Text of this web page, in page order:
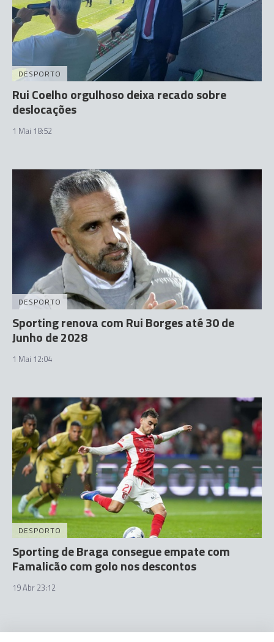
DESPORTO
Rui Coelho orgulhoso deixa recado sobre
deslocações
1 Mai 18:52
DESPORTO
Sporting renova com Rui Borges até 30 de
Junho de 2028
1 Mai 12:04
DESPORTO
Sporting de Braga consegue empate com
Famalicão com golo nos descontos
19 Abr 23:12